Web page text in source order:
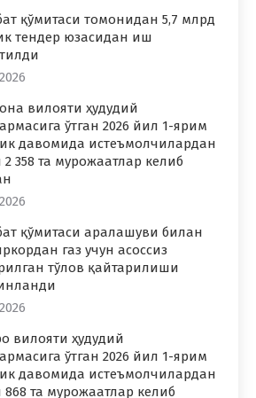
қўмитаси томонидан 5,7 млрд
тендер юзасидан иш
вилояти ҳудудий
ўтган 2026 йил 1-ярим
давомида истеъмолчилардан
358 та мурожаатлар келиб
қўмитаси аралашуви билан
газ учун асоссиз
тўлов қайтарилиши
вилояти ҳудудий
ўтган 2026 йил 1-ярим
давомида истеъмолчилардан
та мурожаатлар келиб